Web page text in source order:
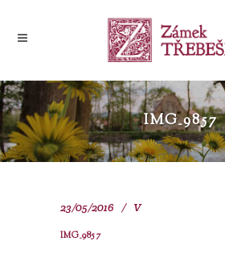
IMG_9857
23/05/2016 V
IMG_9857